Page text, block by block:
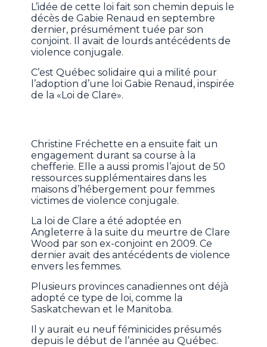
L’idée de cette loi fait son chemin depuis le
décès de Gabie Renaud en septembre
dernier, présumément tuée par son
conjoint. Il avait de lourds antécédents de
violence conjugale.
C’est Québec solidaire qui a milité pour
l’adoption d’une loi Gabie Renaud, inspirée
de la «Loi de Clare».
Christine Fréchette en a ensuite fait un
engagement durant sa course à la
chefferie. Elle a aussi promis l’ajout de 50
ressources supplémentaires dans les
maisons d’hébergement pour femmes
victimes de violence conjugale.
La loi de Clare a été adoptée en
Angleterre à la suite du meurtre de Clare
Wood par son ex-conjoint en 2009. Ce
dernier avait des antécédents de violence
envers les femmes.
Plusieurs provinces canadiennes ont déjà
adopté ce type de loi, comme la
Saskatchewan et le Manitoba.
Il y aurait eu neuf féminicides présumés
depuis le début de l’année au Québec.